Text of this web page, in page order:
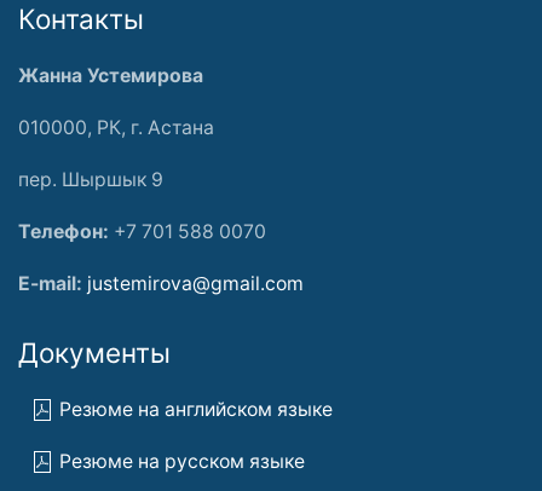
Контакты
Жанна Устемирова
010000, РК, г. Астана
пер. Шыршык 9
Телефон: +7 701 588 0070
E-mail: justemirova@gmail.com
Документы
Резюме на английском языке
Резюме на русском языке